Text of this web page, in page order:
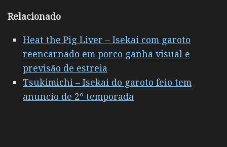
Relacionado
Heat the Pig Liver – Isekai com garoto
reencarnado em porco ganha visual e
previsão de estreia
Tsukimichi – Isekai do garoto feio tem
anuncio de 2º temporada